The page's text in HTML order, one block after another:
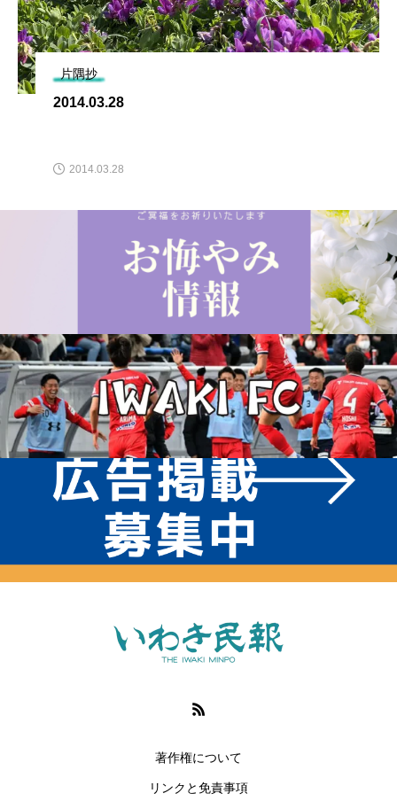
片隅抄
2014.03.28
2014.03.28
著作権について
リンクと免責事項